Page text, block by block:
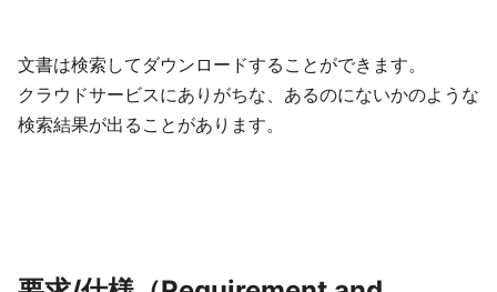
文書は検索してダウンロードすることができます。
クラウドサービスにありがちな、あるのにないかのような
検索結果が出ることがあります。